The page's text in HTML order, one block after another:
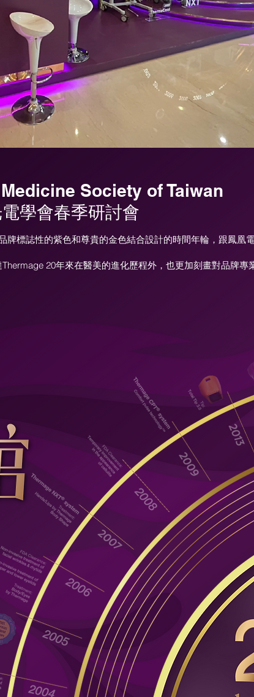
Society of Taiwan
學會春季研討會
標誌性的紫色和尊貴的金色結合設計的時間年輪，跟鳳凰電
20年來在醫美的進化歷程外，也更加刻畫對品牌專